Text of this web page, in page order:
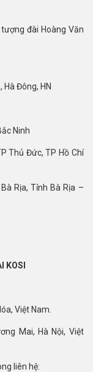
đài Hoàng Văn
Hà Đông, HN
Ninh
Thủ Đức, TP Hồ Chí
Rịa, Tỉnh Bà Rịa –
KOSI
Việt Nam.
Mai, Hà Nội, Việt
liên hệ: